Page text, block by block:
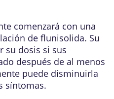
comenzará con una
de flunisolida. Su
su dosis si sus
después de al menos
puede disminuirla
síntomas.